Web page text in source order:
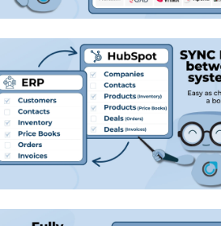
hoje mesmo!
Somos compatíveis com todas as
100 (Contratante e França), Sage 200
1000, Sage Intacct, SageEnterprise